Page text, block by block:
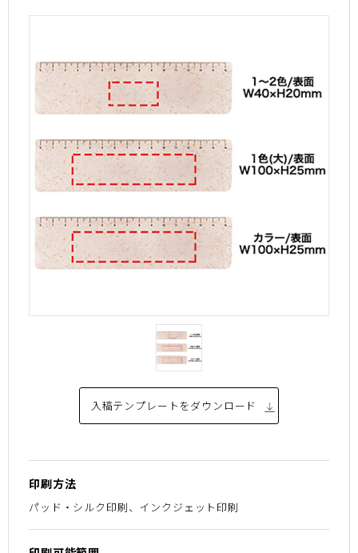
入稿テンプレートをダウンロード
印刷方法
パッド・シルク印刷、インクジェット印刷